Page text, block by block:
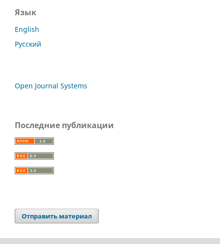
Язык
English
Русский
Open Journal Systems
Последние публикации
Отправить материал